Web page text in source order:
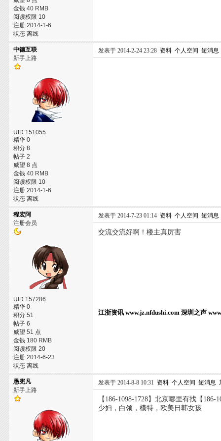
金钱 40 RMB
阅读权限 10
注册 2014-1-6
状态 离线
中德互联
新手上路
UID 151055
精华 0
积分 8
帖子 2
威望 8 点
金钱 40 RMB
阅读权限 10
注册 2014-1-6
状态 离线
发表于 2014-2-24 23:28 资料 个人空间 短消息
程宏阿
注册会员
UID 157286
精华 0
积分 51
帖子 6
威望 51 点
金钱 180 RMB
阅读权限 20
注册 2014-6-23
状态 离线
发表于 2014-7-23 01:14 资料 个人空间 短消息
交流交流好啊！楼主真厉害
江浙资讯 www.jz.nfdushi.com 深圳之声
愚宪凡
新手上路
发表于 2014-8-8 10:31 资料 个人空间 短消息
【186-1098-1728】北京哪里有找【
少妇，白领，模特，欧美日韩女孩